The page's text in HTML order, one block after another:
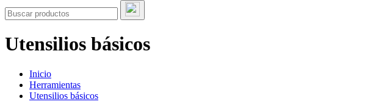
Utensilios básicos
Inicio
Herramientas
Utensilios básicos